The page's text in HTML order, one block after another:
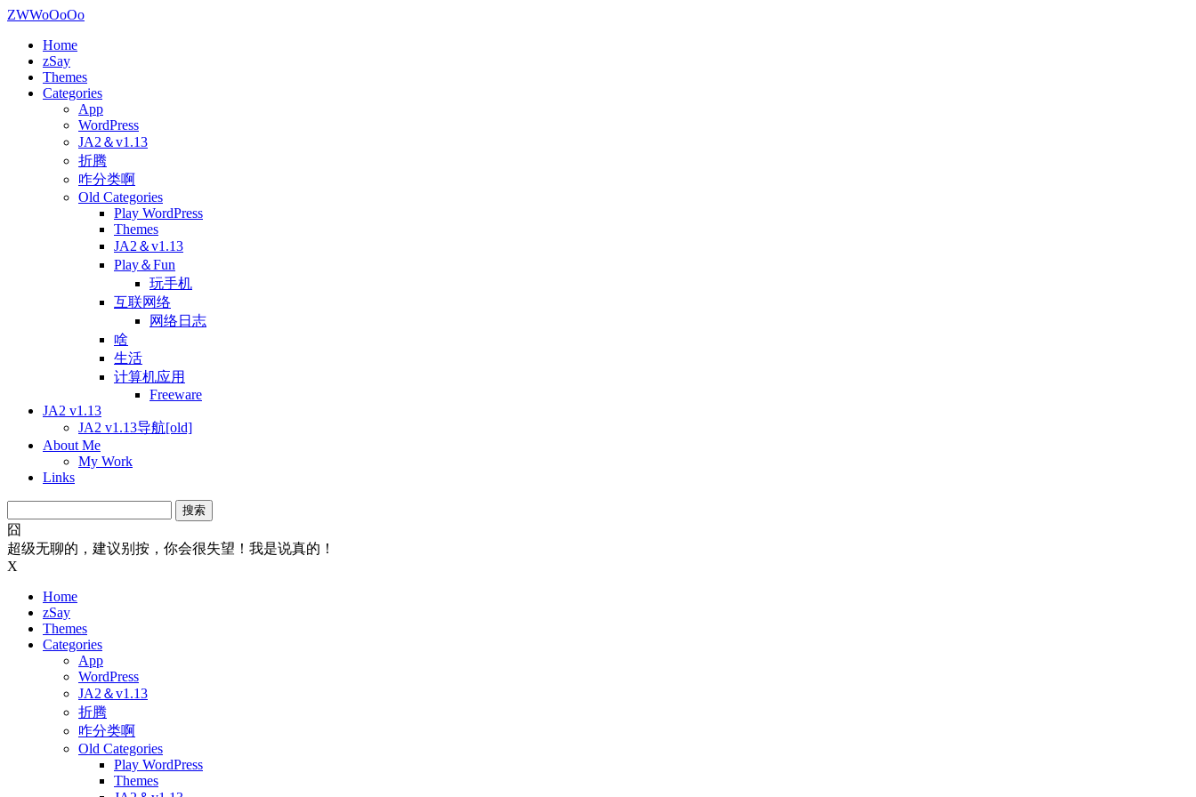
ZWWoOoOo
Home
zSay
Themes
Categories
App
WordPress
JA2＆v1.13
折腾
咋分类啊
Old Categories
Play WordPress
Themes
JA2＆v1.13
Play＆Fun
玩手机
互联网络
网络日志
啥
生活
计算机应用
Freeware
JA2 v1.13
JA2 v1.13导航[old]
About Me
My Work
Links
索：
囧
超级无聊的，建议别按，你会很失望！我是说真的！
X
Home
zSay
Themes
Categories
App
WordPress
JA2＆v1.13
折腾
咋分类啊
Old Categories
Play WordPress
Themes